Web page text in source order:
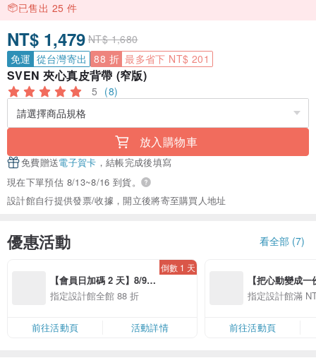
已售出 25 件
NT$ 1,479 NT$ 1,680
免運 從台灣寄出 88 折 最多省下 NT$ 201
SVEN 夾心真皮背帶 (窄版)
5 (8)
放入購物車
免費贈送電子賀卡 ，結帳完成後填寫
現在下單預估 8/13~8/16 到貨。
設計館自行提供發票/收據，開立後將寄至購買人地址
優惠活動 看全部 (7)
【會員日加碼 2 天】8/9-
8/10 精選設計限定 88 折
指定設計館全館 88 折
倒數 1 天
前往活動頁 活動詳情
【把心動變成
精選品牌全館滿
指定設計館滿
前往活動頁